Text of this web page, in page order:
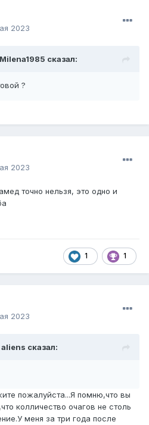
2023
Milena1985 сказал:
?
2023
точно нельзя, это одно и
1 1
2023
aliens сказал:
пожалуйста...Я помню,что вы
колличество очагов не столь
меня за три года после